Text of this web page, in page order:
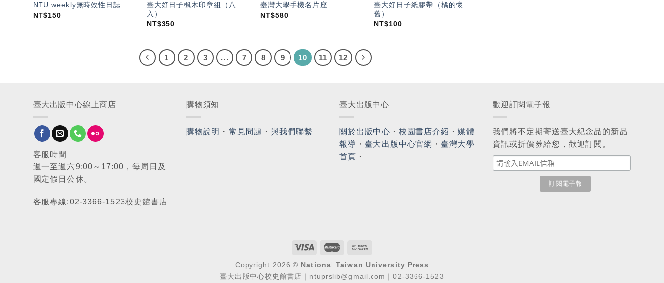
NTU weekly無時效性日誌
NT$150
臺大好日子楓木印章組（八
入）
NT$350
臺灣大學手機名片座
NT$580
臺大好日子紙膠帶（橘的懷
舊）
NT$100
1 2 3 ... 7 8 9 10 11 12
臺大出版中心線上商店
客服時間
週一至週六9:00～17:00，每周日及
國定假日公休。
客服專線:02-3366-1523校史館書店
購物須知
購物說明 ・ 常見問題 ・與我們聯繫
臺大出版中心
關於出版中心 ・ 校園書店介紹 ・媒體
報導 ・臺大出版中心官網 ・臺灣大學
首頁 ・
歡迎訂閱電子報
我們將不定期寄送臺大紀念品的新品
資訊或折價券給您，歡迎訂閱。
Copyright 2026 © National Taiwan University Press
臺大出版中心校史館書店｜ntuprslib@gmail.com｜02-3366-1523